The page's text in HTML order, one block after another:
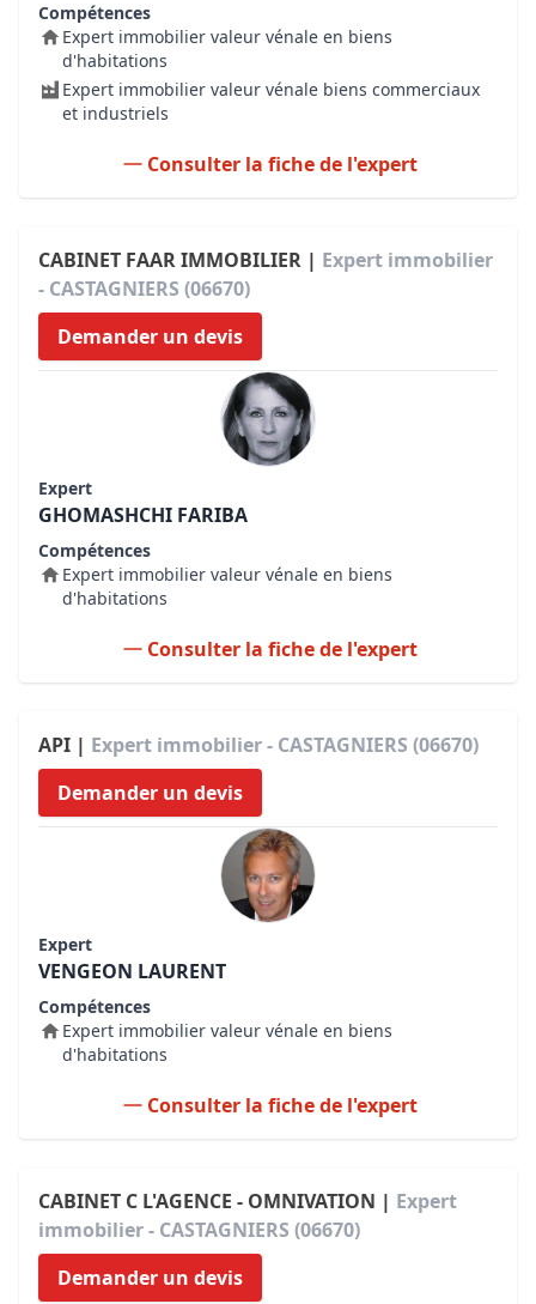
Compétences
Expert immobilier valeur vénale en biens
d'habitations
Expert immobilier valeur vénale biens commerciaux
et industriels
Consulter la fiche de l'expert
CABINET FAAR IMMOBILIER | Expert immobilier
- CASTAGNIERS (06670)
Demander un devis
Expert
GHOMASHCHI FARIBA
Compétences
Expert immobilier valeur vénale en biens
d'habitations
Consulter la fiche de l'expert
API | Expert immobilier - CASTAGNIERS (06670)
Demander un devis
Expert
VENGEON LAURENT
Compétences
Expert immobilier valeur vénale en biens
d'habitations
Consulter la fiche de l'expert
CABINET C L'AGENCE - OMNIVATION | Expert
immobilier - CASTAGNIERS (06670)
Demander un devis